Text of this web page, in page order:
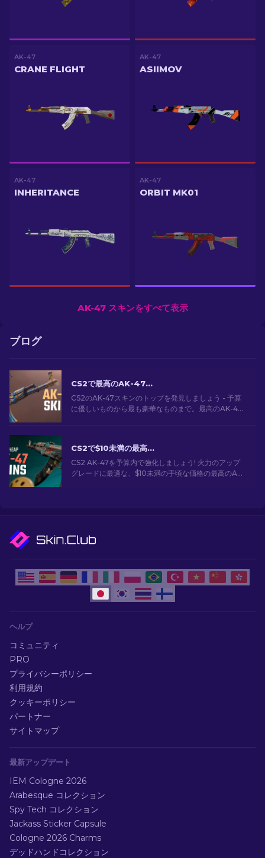
AK-47
CRANE FLIGHT
AK-47
ASIIMOV
AK-47
INHERITANCE
AK-47
ORBIT MK01
AK-47 スキンをすべて表示
ブログ
CS2で最高のAK-47スキン: 安価から高価まで
CS2のAK-47スキンのトップを発見しましょう - 予算
に優しいものから最も豪華なものまで。最高のAK-47
CS2で$10未満の最高に安いAK-47スキン
CS2 AK-47を予算内で強化しましょう! 火力のアップ
グレードに最適な、$10未満の手頃な価格の最高のAK-
ヘルプ
コミュニティ
PRO
プライバシーポリシー
利用規約
クッキーポリシー
パートナー
サイトマップ
最新アップデート
IEM Cologne 2026
Arabesque コレクション
Spy Tech コレクション
Jackass Sticker Capsule
Cologne 2026 Charms
デッドハンドコレクション